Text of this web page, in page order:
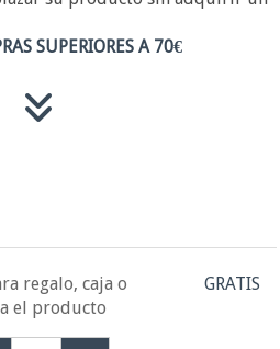
SUPERIORES A 70€
regalo, caja o
el producto
GRATIS